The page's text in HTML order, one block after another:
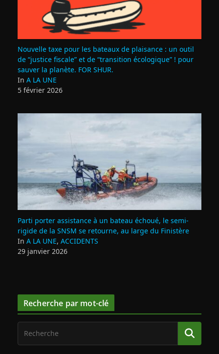
Nouvelle taxe pour les bateaux de plaisance : un outil
de “justice fiscale” et de “transition écologique” ! pour
sauver la planète. FOR SHUR.
In A LA UNE
5 février 2026
Parti porter assistance à un bateau échoué, le semi-
rigide de la SNSM se retourne, au large du Finistère
In A LA UNE, ACCIDENTS
29 janvier 2026
Recherche par mot-clé